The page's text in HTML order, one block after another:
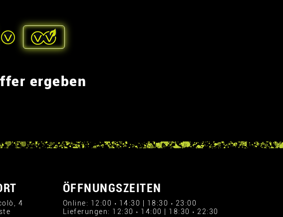
ergeben
4
ÖFFNUNGSZEITEN
Online: 12:00 › 14:30 | 18:30 › 23:00
Lieferungen: 12:30 › 14:00 | 18:30 › 22:30